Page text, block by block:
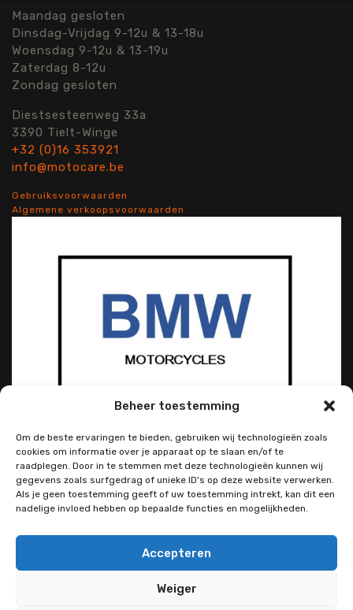
Beheer toestemming
Om de beste ervaringen te bieden, gebruiken wij technologieën zoals
cookies om informatie over je apparaat op te slaan en/of te
raadplegen. Door in te stemmen met deze technologieën kunnen wij
gegevens zoals surfgedrag of unieke ID's op deze website verwerken.
Als je geen toestemming geeft of uw toestemming intrekt, kan dit een
nadelige invloed hebben op bepaalde functies en mogelijkheden.
Accepteren
Weiger
Maandag gesloten
Dinsdag-Vrijdag 9-12u & 13-18u
Woensdag 9-12u & 13-19u
Zaterdag 8-12u
Zondag gesloten
Diestsesteenweg 33a
3390 Tielt-Winge
+32 (0)16 353921
info@motocare.be
Gebruiksvoorwaarden
Algemene verkoopsvoorwaarden